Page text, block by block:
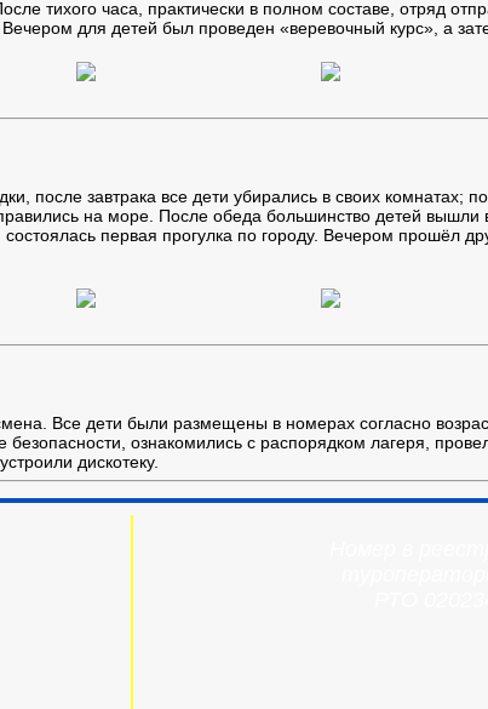
тихого часа, практически в полном составе, отряд
для детей был проведен «веревочный курс», а
после завтрака все дети убирались в своих комнатах;
на море. После обеда большинство детей
первая прогулка по городу. Вечером прошёл
Все дети были размещены в номерах согласно
безопасности, ознакомились с распорядком лагеря,
дискотеку.